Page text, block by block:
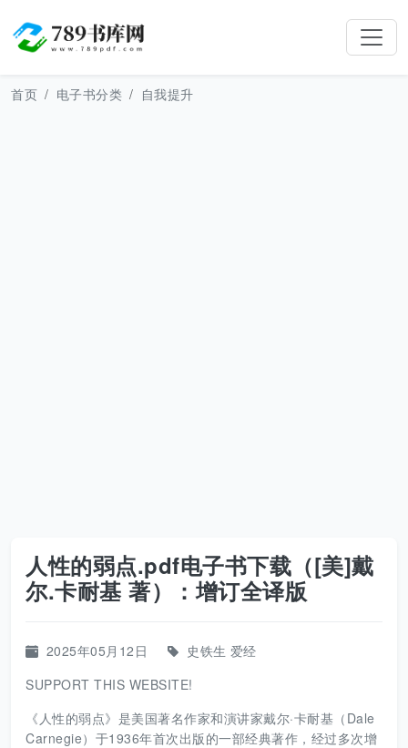
首页 电子书分类 自我提升
人性的弱点.pdf电子书下载（[美]戴
尔.卡耐基 著）：增订全译版
2025年05月12日 史铁生 爱经
SUPPORT THIS WEBSITE!
《人性的弱点》是美国著名作家和演讲家戴尔·卡耐基（Dale
Carnegie）于1936年首次出版的一部经典著作，经过多次增